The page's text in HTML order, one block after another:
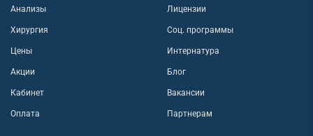
Анализы
Хирургия
Цены
Акции
Кабинет
Оплата
Лицензии
Соц. программы
Интернатура
Блог
Вакансии
Партнерам